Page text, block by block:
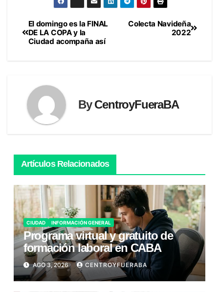
Navegación
de
Colecta Navideña
2022
El domingo es la FINAL
DE LA COPA y la
Ciudad acompaña así
ByCentroyFueraBA
Artículos Relacionados
CIUDAD INFORMACIÓN GENERAL
Programa virtual y gratuito de
formación laboral en CABA
AGO 3, 2026 CENTROYFUERABA